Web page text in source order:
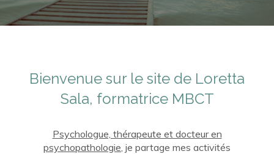
Bienvenue sur le site de Loretta
Sala, formatrice MBCT
Psychologue, thérapeute et docteur en
psychopathologie, je partage mes activités